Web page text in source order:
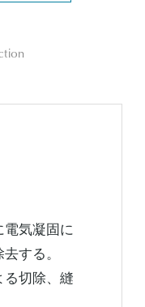
電気凝固に
する。
る切除、縫